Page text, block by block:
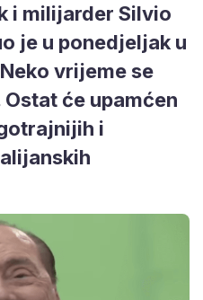
i milijarder Silvio
je u ponedjeljak u
vrijeme se
će upamćen
i